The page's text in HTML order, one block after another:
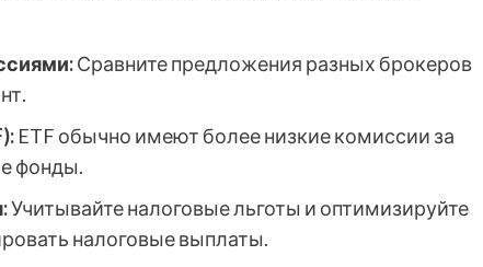
Сравните предложения разных брокеров
ETF обычно имеют более низкие комиссии за
фонды.
Учитывайте налоговые льготы и оптимизируйте
налоговые выплаты.